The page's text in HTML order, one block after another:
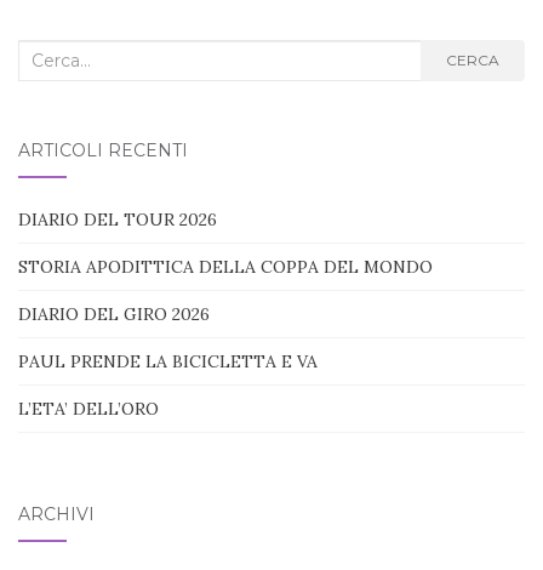
Cerca
CERCA
ARTICOLI RECENTI
DIARIO DEL TOUR 2026
STORIA APODITTICA DELLA COPPA DEL MONDO
DIARIO DEL GIRO 2026
PAUL PRENDE LA BICICLETTA E VA
L’ETA’ DELL’ORO
ARCHIVI